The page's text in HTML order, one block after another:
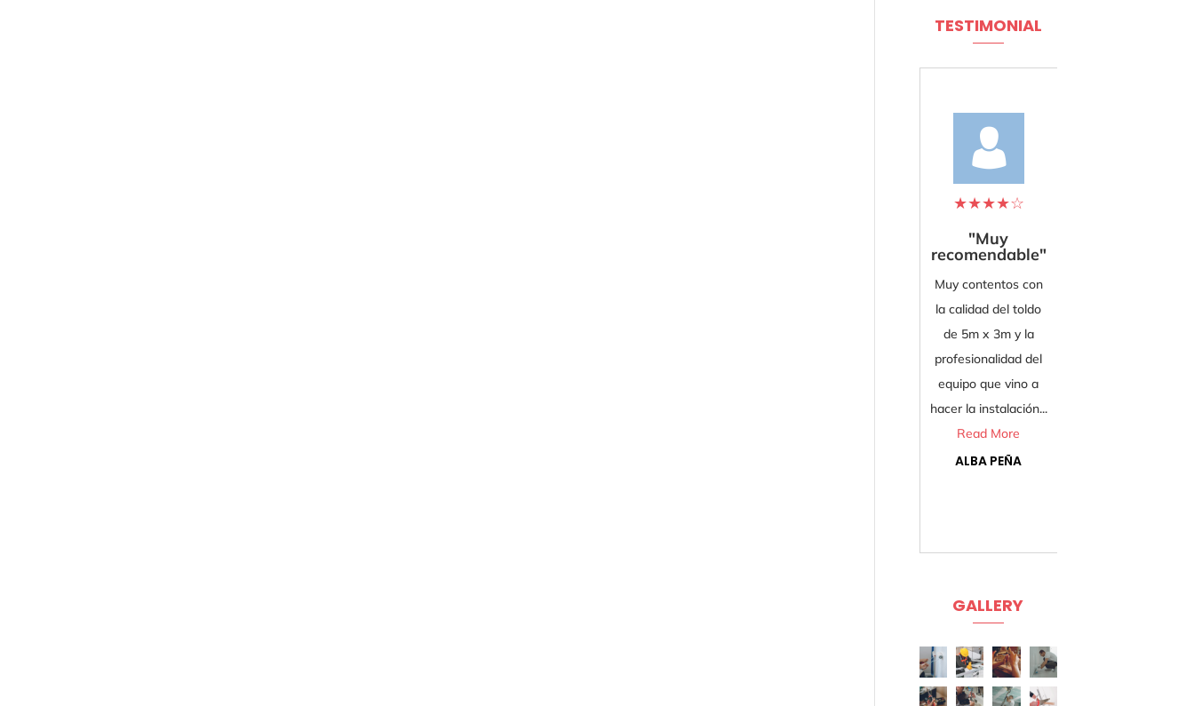
TESTIMONIAL
★★★★☆
"Muy
recomendable"
Muy contentos con
la calidad del toldo
de 5m x 3m y la
profesionalidad del
equipo que vino a
hacer la instalación...
Read More
ALBA PEÑA
GALLERY